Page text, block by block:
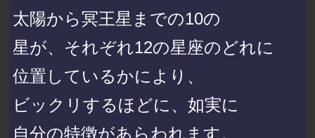
太陽から冥王星までの10の
星が、それぞれ12の星座のどれに
位置しているかにより、
ビックリするほどに、如実に
自分の特徴があらわれます。